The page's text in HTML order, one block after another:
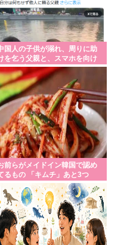
国人の子供が溺れ、周りに助
を乞う父親と、スマホを向け
インプレ稼ぎの見物人
前らがメイドイン韓国で認め
るもの 「キムチ」あと3つ
？